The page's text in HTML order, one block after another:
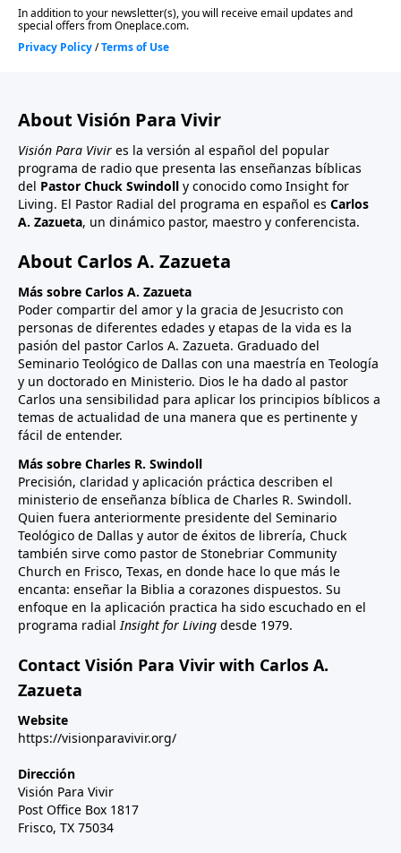
About Visión Para Vivir
Visión Para Vivir es la versión al español del popular
programa de radio que presenta las enseñanzas bíblicas
del Pastor Chuck Swindoll y conocido como Insight for
Living. El Pastor Radial del programa en español es Carlos
A. Zazueta, un dinámico pastor, maestro y conferencista.
About Carlos A. Zazueta
Más sobre Carlos A. Zazueta
Poder compartir del amor y la gracia de Jesucristo con
personas de diferentes edades y etapas de la vida es la
pasión del pastor Carlos A. Zazueta. Graduado del
Seminario Teológico de Dallas con una maestría en Teología
y un doctorado en Ministerio. Dios le ha dado al pastor
Carlos una sensibilidad para aplicar los principios bíblicos a
temas de actualidad de una manera que es pertinente y
fácil de entender.
Más sobre Charles R. Swindoll
Precisión, claridad y aplicación práctica describen el
ministerio de enseñanza bíblica de Charles R. Swindoll.
Quien fuera anteriormente presidente del Seminario
Teológico de Dallas y autor de éxitos de librería, Chuck
también sirve como pastor de Stonebriar Community
Church en Frisco, Texas, en donde hace lo que más le
encanta: enseñar la Biblia a corazones dispuestos. Su
enfoque en la aplicación practica ha sido escuchado en el
programa radialInsight for Living desde 1979.
Contact Visión Para Vivir with Carlos A.
Zazueta
Website
https://visionparavivir.org/
Dirección
Visión Para Vivir
Post Office Box 1817
Frisco, TX 75034